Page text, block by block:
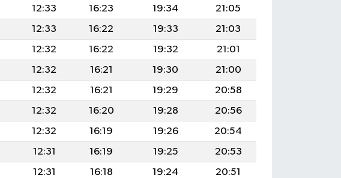
12:33 16:23 19:34
21:05
12:33 16:22 19:33
21:03
12:32 16:22 19:32
21:01
12:32 16:21 19:30
21:00
12:32 16:21 19:29
20:58
12:32 16:20 19:28
20:56
12:32 16:19 19:26
20:54
12:31 16:19 19:25
20:53
12:31 16:18 19:24
20:51